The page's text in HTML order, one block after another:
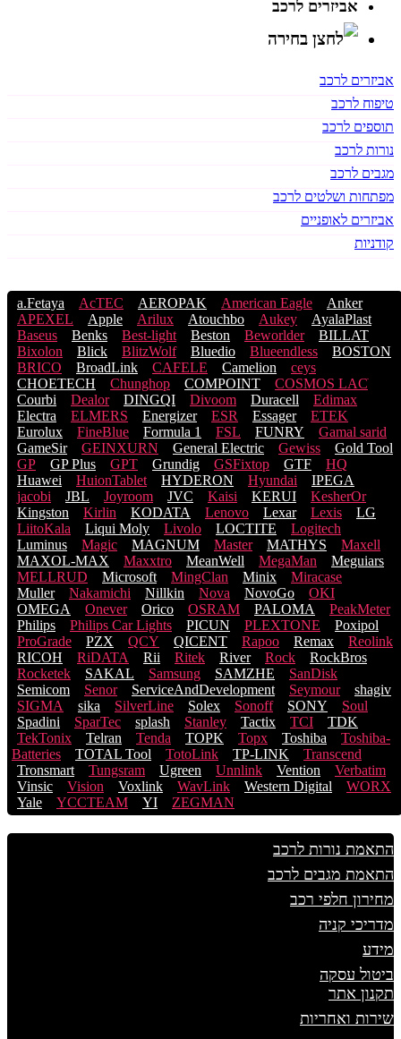
אביזרים לרכב
אביזרים לרכב
טיפוח לרכב
תוספים לרכב
נורות לרכב
מגבים לרכב
מפתחות ושלטים לרכב
אביזרים לאופניים
קודניות
a.Fetaya AcTEC AEROPAK American Eagle
Anker
APEXEL
Apple Arilux Atouchbo Aukey
AyalaPlast
Baseus
Benks Best-light Beston Beworlder
BILLAT
Bixolon
Blick BlitzWolf Bluedio Blueendless
BOSTON
BRICO
BroadLink CAFELE Camelion
ceys
CHOETECH
Chunghop COMPOINT
COSMOS LACֹ
Courbi
Dealor DINGQI Divoom Duracell
Edimax
Electra
ELMERS Energizer ESR Essager
ETEK
Eurolux
FineBlue Formula 1 FSL FUNRY
Gamal sarid
GameSir
GEINXURN General Electric Gewiss
Gold Tool
GP
GP Plus GPT Grundig GSFixtop GTF
HQ
Huawei
HuionTablet HYDERON Hyundai
IPEGA
jacobi
JBL Joyroom JVC Kaisi KERUI
KesherOr
Kingston
Kirlin KODATA Lenovo Lexar Lexis
LG
LiitoKala
Liqui Moly Livolo LOCTITE
Logitech
Luminus
Magic MAGNUM Master MATHYS
Maxell
MAXOL-MAX
Maxxtro MeanWell MegaMan
Meguiars
MELLRUD
Microsoft MingClan Minix
Miracase
Muller
Nakamichi Nillkin Nova NovoGo
OKI
OMEGA
Onever Orico OSRAM PALOMA
PeakMeter
Philips
Philips Car Lights PICUN PLEXTONE
Poxipol
ProGrade
PZX QCY QICENT Rapoo Remax
Reolink
RICOH
RiDATA Rii Ritek River Rock
RockBros
Rocketek
SAKAL Samsung SAMZHE
SanDisk
Semicom
Senor ServiceAndDevelopment Seymour
shagiv
SIGMA
sika SilverLine Solex Sonoff SONY
Soul
Spadini
SparTec splash Stanley Tactix TCI
TDK
TekTonix
Telran Tenda TOPK Topx Toshiba
Toshiba-
Batteries
TOTAL Tool TotoLink TP-LINK
Transcend
Tronsmart
Tungsram Ugreen Unnlink Vention
Verbatim
Vinsic
Vision Voxlink WavLink Western Digital
WORX
Yale
YCCTEAM YI ZEGMAN
התאמת נורות לרכב
התאמת מגבים לרכב
מחירון חלפי רכב
מדריכי קניה
מידע
ביטול עסקה
תקנון אתר
שירות ואחריות